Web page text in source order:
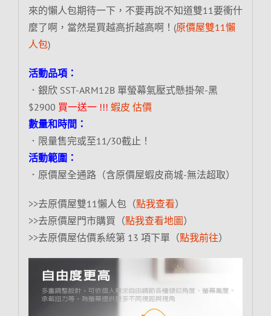
來的懶人包期待一下，不要再說不知道雙11要衝什
麼了啊，當然是買越高折越高啊！(原價屋雙11懶
人包)
活動品項：
．銀欣 SST-ARM12B 單螢幕氣壓式懸掛架-黑
$2900 買一送一 !!! 蝦皮 估價
數量和時間：
．限量售完或至11/30截止！
活動範圍：
．原價屋全通路（含原價屋蝦皮商城-無法超取）
>>去原價屋雙11懶人包（點我查看）
>>去原價屋門市購買（點我查看地圖）
>>去原價屋估價系統第 13 項下單（點我前往）